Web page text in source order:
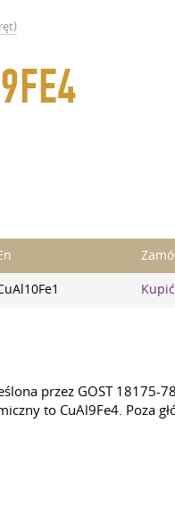
przez GOST 18175-
to CuAl9Fe4.